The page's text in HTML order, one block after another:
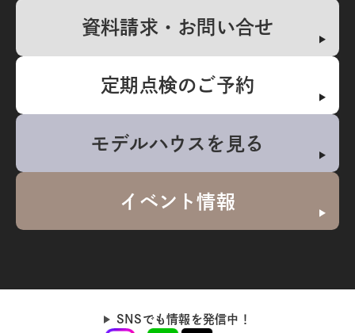
資料請求・お問い合せ
定期点検のご予約
モデルハウスを見る
イベント情報
SNSでも情報を発信中！